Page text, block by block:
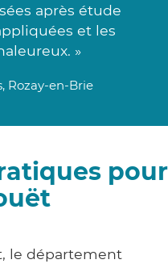
après étude
et les
»
Rozay-en-Brie
pour
le département